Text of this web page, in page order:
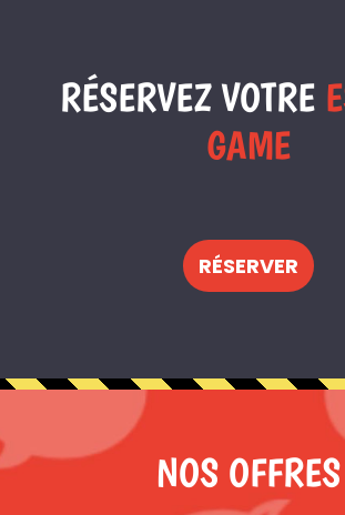
RÉSERVEZ VOTRE
GAME
RÉSERVER
NOS OFFRES